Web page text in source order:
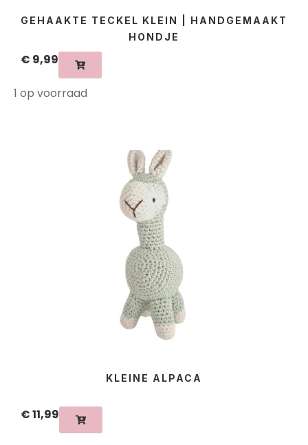
GEHAAKTE TECKEL KLEIN | HANDGEMAAKT
HONDJE
€ 9,99
1 op voorraad
KLEINE ALPACA
€11,99